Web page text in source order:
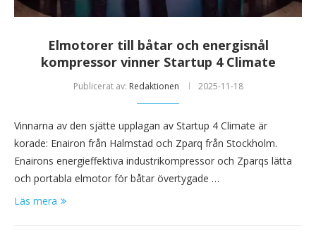
Elmotorer till båtar och energisnål
kompressor vinner Startup 4 Climate
Publicerat av: Redaktionen 2025-11-18
Vinnarna av den sjätte upplagan av Startup 4 Climate är
korade: Enairon från Halmstad och Zparq från Stockholm.
Enairons energieffektiva industrikompressor och Zparqs lätta
och portabla elmotor för båtar övertygade …
Läs mera